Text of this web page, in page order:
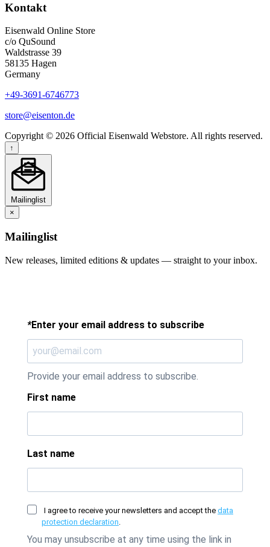
Kontakt
Eisenwald Online Store
c/o QuSound
Waldstrasse 39
58135 Hagen
Germany
+49-3691-6746773
store@eisenton.de
Copyright © 2026 Official Eisenwald Webstore. All rights reserved.
↑
Mailinglist
×
Mailinglist
New releases, limited editions & updates — straight to your inbox.
Enter your email address to subscribe
*
Provide your email address to subscribe.
First name
Last name
I agree to receive your newsletters and accept the data
protection declaration
You may unsubscribe at any time using the link in